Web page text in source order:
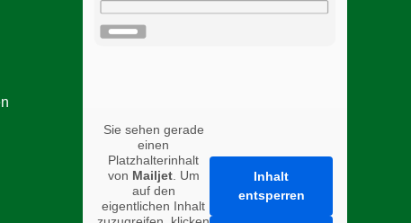
Sie sehen gerade
einen
Platzhalterinhalt
von Mailjet. Um
auf den
eigentlichen Inhalt
Inhalt
entsperren